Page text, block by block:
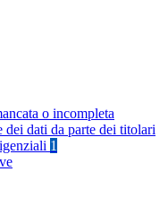
o incompleta
dei dati da parte dei titolari
1